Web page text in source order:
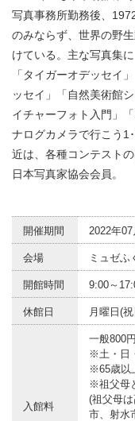
写真事務所勤務後、
のみならず、世界の野
けている。主な写真集
「タイガーオデッセイ
ッセイ」「自然美術館
イチャーフォト入門」
ナログカメラで行こう1
近は、各種コンテスト
日本写真家協会会員。
開催期間 2022年
会場 ミュゼふ
開館時間 9:00～
休館日 月曜日(
入館料
一般800
※土・日
※65歳以
※祖父母
(祖父母
市、射水